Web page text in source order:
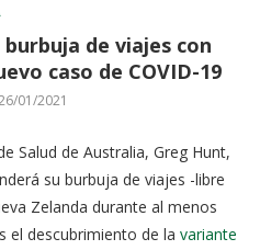
de viajes con
caso de COVID-19
01/2021
Salud de Australia, Greg Hunt,
su burbuja de viajes -libre
Zelanda durante al menos
el descubrimiento de la variante